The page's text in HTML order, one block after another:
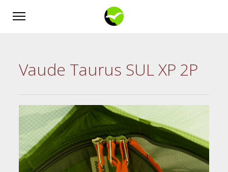
Vaude Taurus SUL XP 2P